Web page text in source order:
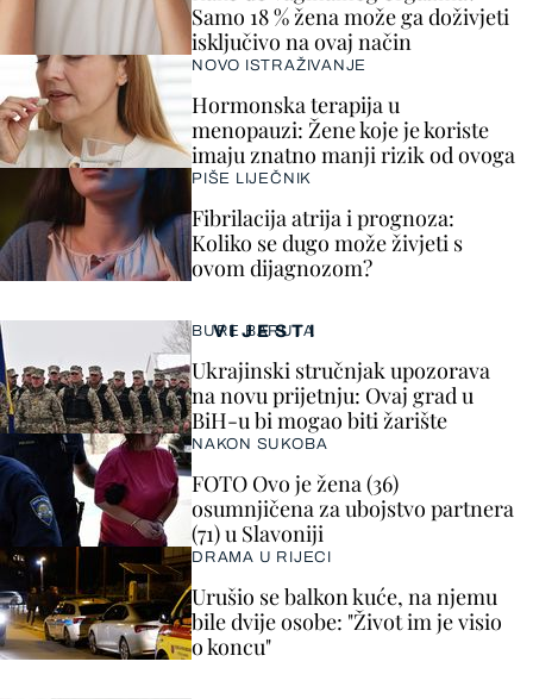
VIJESTI
BURE BARUTA
Ukrajinski stručnjak upozorava
na novu prijetnju: Ovaj grad u
BiH-u bi mogao biti žarište
NAKON SUKOBA
FOTO Ovo je žena (36)
osumnjičena za ubojstvo partnera
(71) u Slavoniji
DRAMA U RIJECI
Urušio se balkon kuće, na njemu
bile dvije osobe: "Život im je visio
o koncu"
Samo 18 % žena može ga doživjeti
isključivo na ovaj način
NOVO ISTRAŽIVANJE
Hormonska terapija u
menopauzi: Žene koje je koriste
imaju znatno manji rizik od ovoga
PIŠE LIJEČNIK
Fibrilacija atrija i prognoza:
Koliko se dugo može živjeti s
ovom dijagnozom?